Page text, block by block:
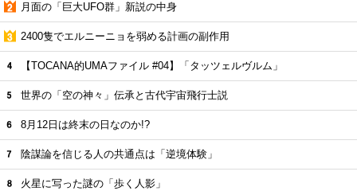
月面の「巨大UFO群」新説の中身
2400隻でエルニーニョを弱める計画の副作用
【TOCANA的UMAファイル #04】「タッツェルヴルム」
世界の「空の神々」伝承と古代宇宙飛行士説
8月12日は終末の日なのか!?
陰謀論を信じる人の共通点は「逆境体験」
火星に写った謎の「歩く人影」